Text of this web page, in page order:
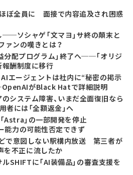
ほぼ全員に 面接で内容追及され困惑
──ソシャゲ「文マヨ」サ終の顛末と
ァンの嘆きとは？
分配プログラム」終了へ──「オリジ
報酬制度に移行
エージェントは社内に“秘密の掲示
がBlack Hatで詳細説明
のシステム障害、いまだ全面復旧なら
には「全額返金」へ
Astra」の一部開発を停止
能力の可能性否定できず
どで意図しない駅構内放送 第三者が
不正に流したか
SHIFTに「AI装備品」の審査支援を